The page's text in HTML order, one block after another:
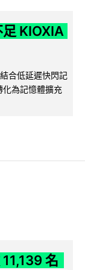
KIOXIA
合低延遲快閃記
化為記憶體擴充
名